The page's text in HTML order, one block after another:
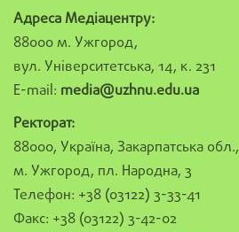
Адреса Медіацентру:
88000 м. Ужгород,
вул. Університетська, 14, к. 231
E-mail: media@uzhnu.edu.ua
Ректорат:
88000, Україна, Закарпатська обл.,
м. Ужгород, пл. Народна, 3
Телефон: +38 (03122) 3-33-41
Факс: +38 (03122) 3-42-02